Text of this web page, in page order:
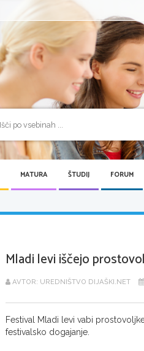
MATURA ŠTUDIJ FORUM
Mladi levi iščejo
AVTOR: UREDNIŠTVO DIJAŠKI.NET
Festival Mladi levi vabi
festivalsko dogajanje.